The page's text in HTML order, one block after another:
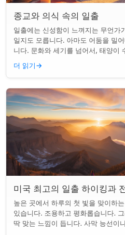
종교와 의식 속의 일출
일출에는 신성함이 느껴지는 무언가
일지도 모릅니다. 아마도 어둠을 밀
니다. 문화와 세기를 넘어서, 태양이
한 순간은 단순한 아침 그 이상이었...
더 읽기→
미국 최고의 일출 하이킹과
높은 곳에서 하루의 첫 빛을 맞이하
있습니다. 조용하고 평화롭습니다.
딱 맞는 느낌이 듭니다. 사막 능선이